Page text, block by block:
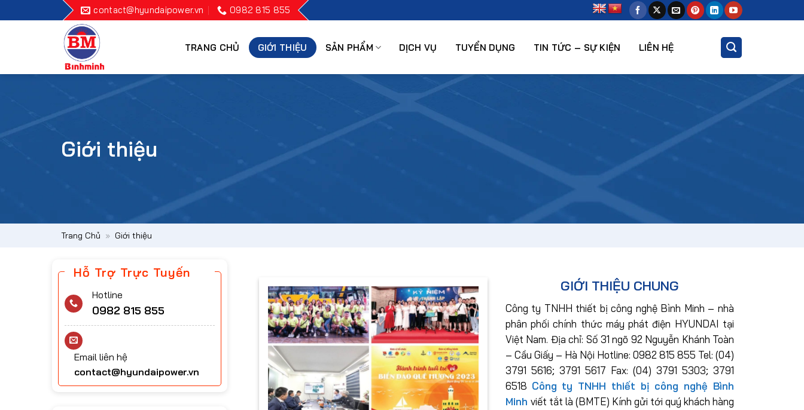
qua
contact@hyundaipower.vn 0982 815 855
TRANG CHỦ GIỚI THIỆU SẢN PHẨM DỊCH VỤ TUYỂN DỤNG TIN TỨC – SỰ KIỆN LIÊN HỆ
Giới thiệu
Trang Chủ » Giới thiệu
GIỚI THIỆU CHUNG
Công ty TNHH thiết bị công nghệ Bình Minh – nhà
phân phối chính thức máy phát điện HYUNDAI tại
Việt Nam. Địa chỉ: Số 31 ngõ 92 Nguyễn Khánh Toàn
– Cầu Giấy – Hà Nội Hotline: 0982 815 855 Tel: (04)
3791 5616; 3791 5617 Fax: (04) 3791 5303; 3791
6518 Công ty TNHH thiết bị công nghệ Bình
Minh viết tắt là (BMTE) Kính gửi tới quý khách hàng
Hỗ Trợ Trực Tuyến
Hotline
0982 815 855
Email liên hệ
contact@hyundaipower.vn